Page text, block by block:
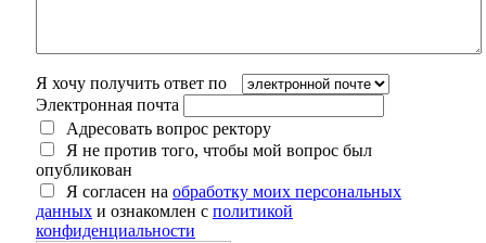
Я хочу получить ответ по
Электронная почта
Адресовать вопрос ректору
Я не против того, чтобы мой вопрос был
опубликован
Я согласен на обработку моих персональных
данных и ознакомлен с политикой
конфиденциальности